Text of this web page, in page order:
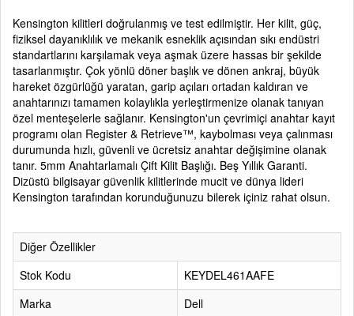
Kensington kilitleri doğrulanmış ve test edilmiştir. Her kilit, güç,
fiziksel dayanıklılık ve mekanik esneklik açısından sıkı endüstri
standartlarını karşılamak veya aşmak üzere hassas bir şekilde
tasarlanmıştır. Çok yönlü döner başlık ve dönen ankraj, büyük
hareket özgürlüğü yaratan, garip açıları ortadan kaldıran ve
anahtarınızı tamamen kolaylıkla yerleştirmenize olanak tanıyan
özel menteşelerle sağlanır. Kensington'un çevrimiçi anahtar kayıt
programı olan Register & Retrieve™, kaybolması veya çalınması
durumunda hızlı, güvenli ve ücretsiz anahtar değişimine olanak
tanır. 5mm Anahtarlamalı Çift Kilit Başlığı. Beş Yıllık Garanti.
Dizüstü bilgisayar güvenlik kilitlerinde mucit ve dünya lideri
Kensington tarafından korunduğunuzu bilerek içiniz rahat olsun.
Diğer Özellikler
Stok Kodu
KEYDEL461AAFE
Marka
Dell